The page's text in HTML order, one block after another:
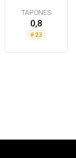
TAPONES
0,8
# 23